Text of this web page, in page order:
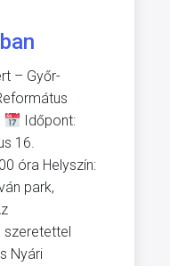
– Győr-
Időpont:
16.
óra Helyszín:
park,
szeretettel
Nyári